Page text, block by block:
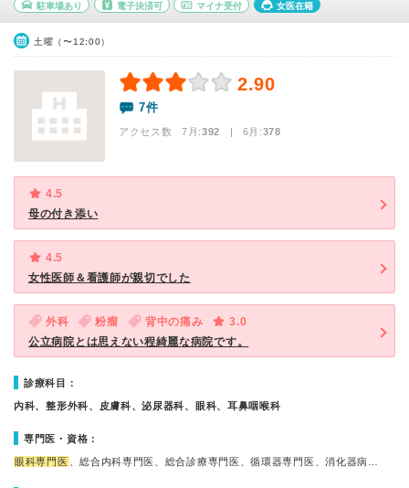
駐車場あり 電子決済可 マイナ受付 女医在籍
土曜（〜12:00）
2.90
7件
アクセス数 7月:392 | 6月:378
4.5
母の付き添い
4.5
女性医師＆看護師が親切でした
外科 粉瘤 背中の痛み
3.0
公立病院とは思えない程綺麗な病院です。
診療科目：
内科、整形外科、皮膚科、泌尿器科、眼科、耳鼻咽喉科
専門医・資格：
眼科専門医 、総合内科専門医、総合診療専門医、循環器専門医、消化器病…